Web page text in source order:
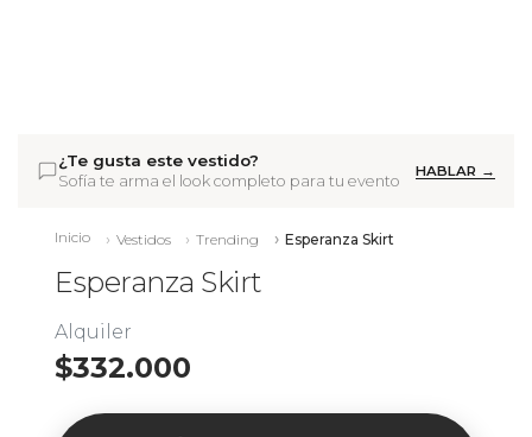
¿Te gusta este vestido?
Sofía te arma el look completo para tu evento
HABLAR →
Inicio Vestidos Trending Esperanza Skirt
Esperanza Skirt
Alquiler
$332.000